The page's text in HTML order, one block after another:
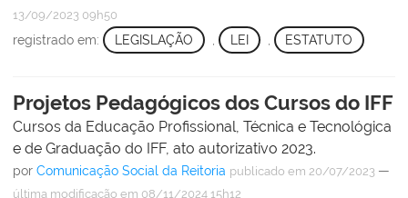
13/09/2023 09h50
registrado em: LEGISLAÇÃO LEI ESTATUTO
Projetos Pedagógicos dos Cursos do IFF
Cursos da Educação Profissional, Técnica e Tecnológica
e de Graduação do IFF, ato autorizativo 2023.
por Comunicação Social da Reitoria publicado em 20/07/2023 —
última modificação em 08/11/2024 15h12